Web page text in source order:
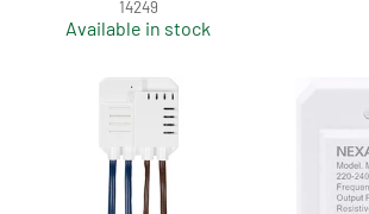
14249
Available in stock